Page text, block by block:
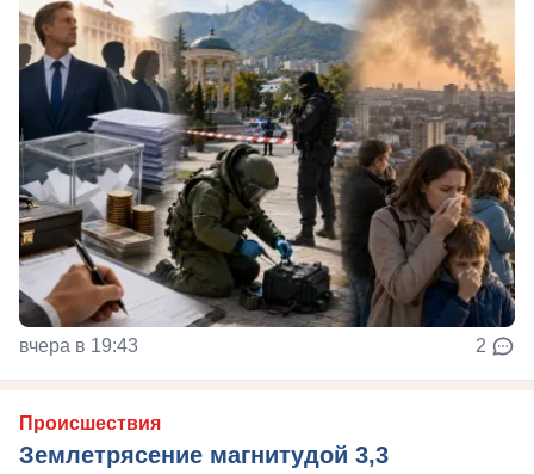
вчера в 19:43 2
Происшествия
Землетрясение магнитудой 3,3